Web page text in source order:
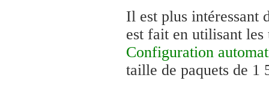
Il est plus intéressant
est fait en utilisant
Configuration
taille de paquets de 1